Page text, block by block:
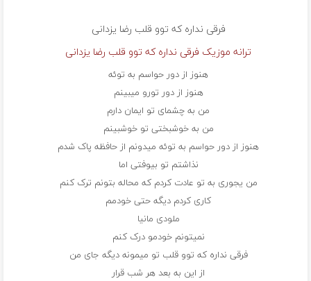
فرقی نداره که توو قلب رضا یزدانی
ترانه موزیک فرقی نداره که توو قلب رضا یزدانی
هنوز از دور حواسم به توئه
هنوز از دور تورو میبینم
من به چشمای تو ایمان دارم
من به خوشبختی تو خوشبینم
هنوز از دور حواسم به توئه میدونم از حافظه پاک شدم
نذاشتم تو بیوفتی اما
من یجوری به تو عادت کردم که محاله بتونم ترک کنم
کاری کردم دیگه حتی خودمم
ملودی مانیا
نمیتونم خودمو درک کنم
فرقی نداره که توو قلب تو میمونه دیگه جای من
از این به بعد هر شب قرار